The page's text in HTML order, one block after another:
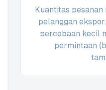
Kuantitas
pelanggan
percobaan kecil
permintaan